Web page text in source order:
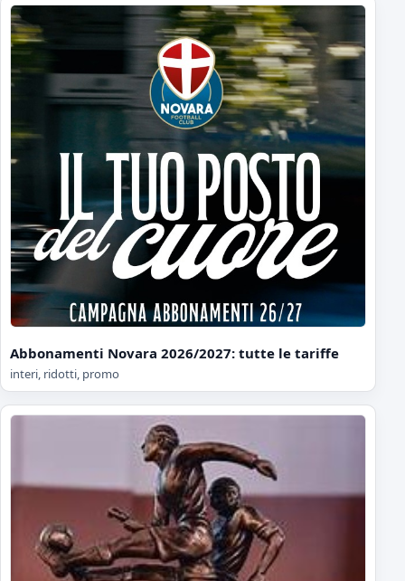
Abbonamenti Novara 2026/2027: tutte le tariffe
interi, ridotti, promo